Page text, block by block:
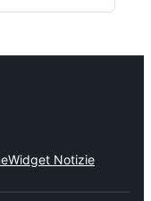
Widget Notizie